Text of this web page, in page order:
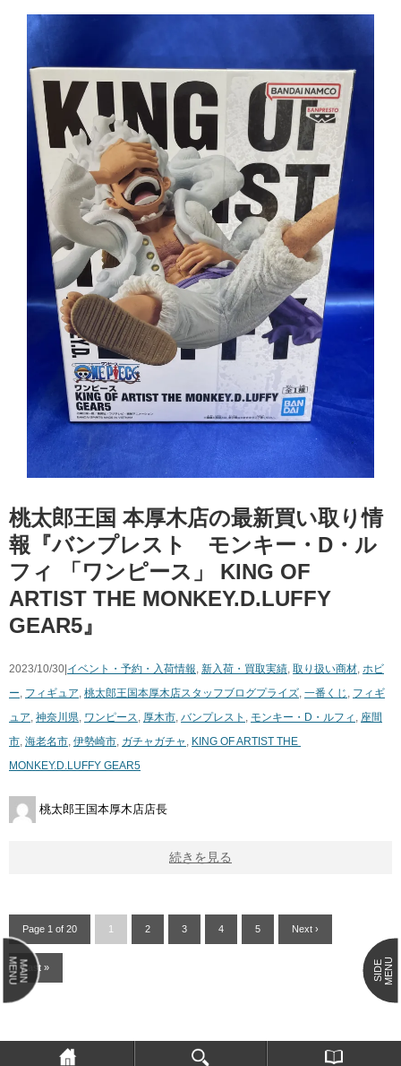
桃太郎王国 本厚木店の最新買い取り情
報『バンプレスト モンキー・D・ル
フィ ​「ワンピース」 ​KING ​OF ​
ARTIST ​THE ​MONKEY.D.LUFFY ​
GEAR5』
2023/10/30| イベント・予約・入荷情報, 新入荷・買取実績, 取り扱い商材, ホビ
ー, フィギュア, 桃太郎王国本厚木店スタッフブログプライズ, 一番くじ , フィギ
ュア, 神奈川県, ワンピース, 厚木市, バンプレスト , モンキー・D・ルフィ , 座間
市, 海老名市, 伊勢崎市, ガチャガチャ , KING ​OF ​ARTIST ​THE ​
MONKEY.D.LUFFY ​GEAR5
桃太郎王国本厚木店店長
続きを見る
Page 1 of 20 1 2 3 4 5 Next ›
Last »
MAIN
MENU SIDEMENU